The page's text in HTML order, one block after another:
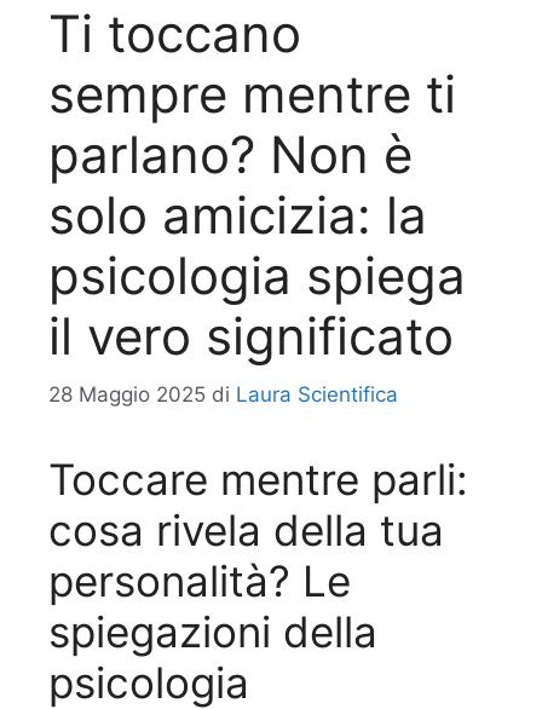
Ti toccano
sempre mentre ti
parlano? Non è
solo amicizia: la
psicologia spiega
il vero significato
28 Maggio 2025 di Laura Scientifica
Toccare mentre parli:
cosa rivela della tua
personalità? Le
spiegazioni della
psicologia